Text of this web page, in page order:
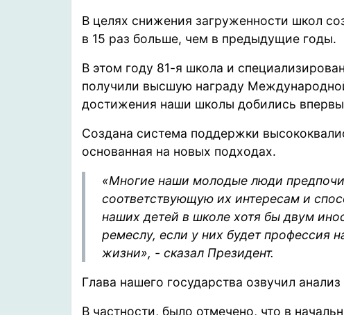
В целях снижения загруженности школ
в 15 раз больше, чем в предыдущие годы.
В этом году 81-я школа и
получили высшую награду
достижения наши школы добились
Создана система поддержки
основанная на новых подходах.
«Многие наши молодые люди
соответствующую их интересам и
наших детей в школе хотя бы двум
ремеслу, если у них будет профессия
жизни», - сказал Президент.
Глава нашего государства озвучил
В частности, было отмечено, что в